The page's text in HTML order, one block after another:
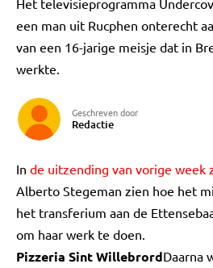
Het televisieprogramma
een man uit Rucphen onterecht
van een 16-jarige meisje dat in
werkte.
Geschreven door
Redactie
In de uitzending van vorige week
Alberto Stegeman zien hoe het
het transferium aan de
om haar werk te doen.
Pizzeria Sint WillebrordDaarna